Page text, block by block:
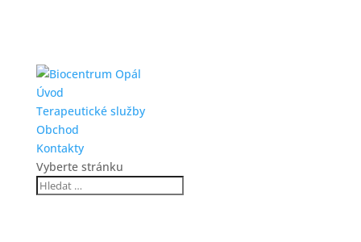
Úvod
Terapeutické služby
Obchod
Kontakty
Vyberte stránku